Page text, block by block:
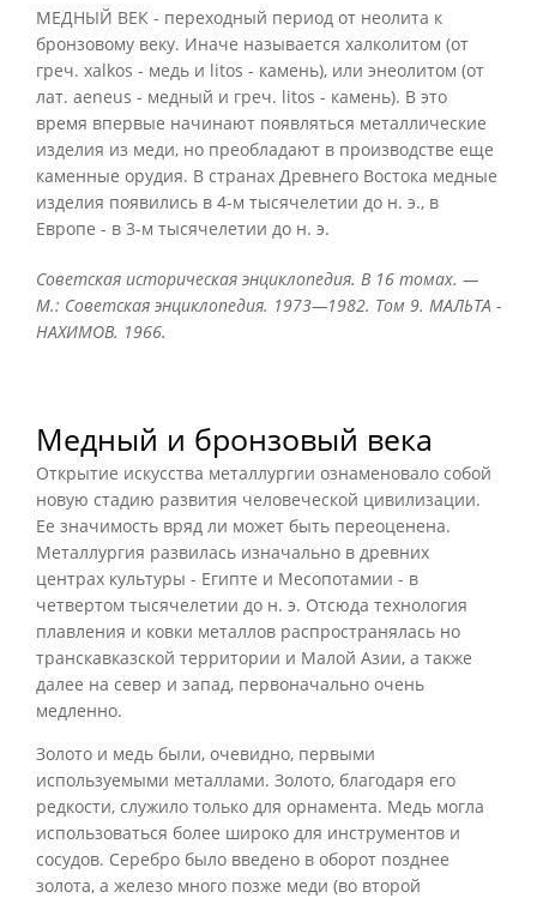
МЕДНЫЙ ВЕК - переходный период от неолита к
бронзовому веку. Иначе называется халколитом (от
греч. xalkos - медь и litos - камень), или энеолитом (от
лат. aeneus - медный и греч. litos - камень). В это
время впервые начинают появляться металлические
изделия из меди, но преобладают в производстве еще
каменные орудия. В странах Древнего Востока медные
изделия появились в 4-м тысячелетии до н. э., в
Европе - в 3-м тысячелетии до н. э.
Советская историческая энциклопедия. В 16 томах. —
М.: Советская энциклопедия. 1973—1982. Том 9. МАЛЬТА -
НАХИМОВ. 1966.
Медный и бронзовый века
Открытие искусства металлургии ознаменовало собой
новую стадию развития человеческой цивилизации.
Ее значимость вряд ли может быть переоценена.
Металлургия развилась изначально в древних
центрах культуры - Египте и Месопотамии - в
четвертом тысячелетии до н. э. Отсюда технология
плавления и ковки металлов распространялась но
транскавказской территории и Малой Азии, а также
далее на север и запад, первоначально очень
медленно.
Золото и медь были, очевидно, первыми
используемыми металлами. Золото, благодаря его
редкости, служило только для орнамента. Медь могла
использоваться более широко для инструментов и
сосудов. Серебро было введено в оборот позднее
золота, а железо много позже меди (во второй